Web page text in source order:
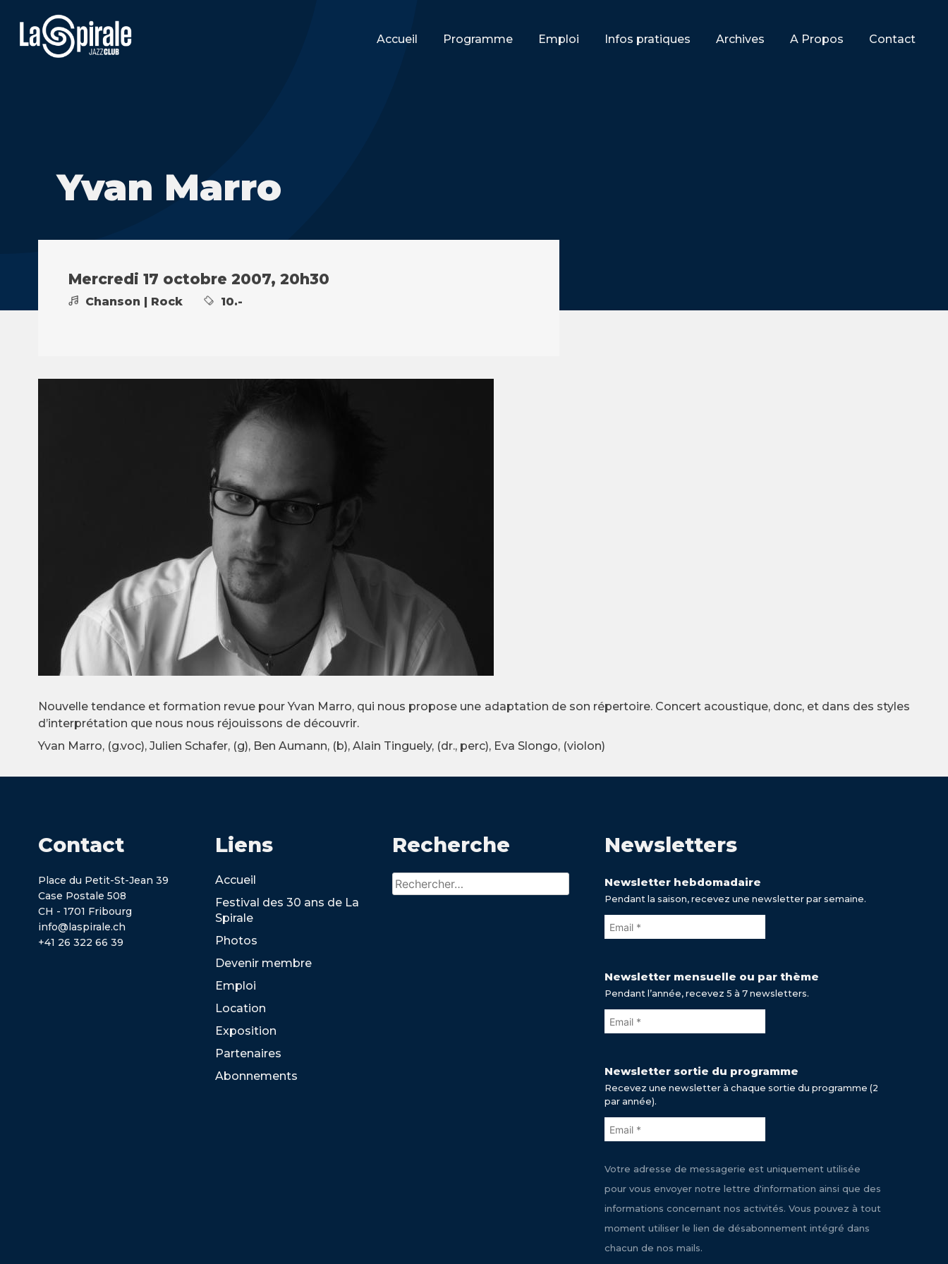
Accueil Programme Emploi Infos pratiques Archives A Propos Contact
Yvan Marro
Mercredi 17 octobre 2007, 20h30
Chanson | Rock 10.-
Nouvelle tendance et formation revue pour Yvan Marro, qui nous propose une adaptation de son répertoire. Concert acoustique, donc, et dans des styles
d’interprétation que nous nous réjouissons de découvrir.
Yvan Marro, (g.voc), Julien Schafer, (g), Ben Aumann, (b), Alain Tinguely, (dr., perc), Eva Slongo, (violon)
Contact
Place du Petit-St-Jean 39
Case Postale 508
CH - 1701 Fribourg
info@laspirale.ch
+41 26 322 66 39
Liens
Accueil
Festival des 30 ans de La
Spirale
Photos
Devenir membre
Emploi
Location
Exposition
Partenaires
Abonnements
Recherche
Rechercher :
Newsletters
Newsletter hebdomadaire
Pendant la saison, recevez une newsletter par semaine.
Newsletter mensuelle ou par thème
Pendant l’année, recevez 5 à 7 newsletters.
Newsletter sortie du programme
Recevez une newsletter à chaque sortie du programme (2
par année).
Votre adresse de messagerie est uniquement utilisée
pour vous envoyer notre lettre d'information ainsi que des
informations concernant nos activités. Vous pouvez à tout
moment utiliser le lien de désabonnement intégré dans
chacun de nos mails.